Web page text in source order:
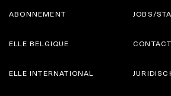
ABONNEMENT
ELLE BELGIQUE
JOBS/
CONTACT
ELLE INTERNATIONAL